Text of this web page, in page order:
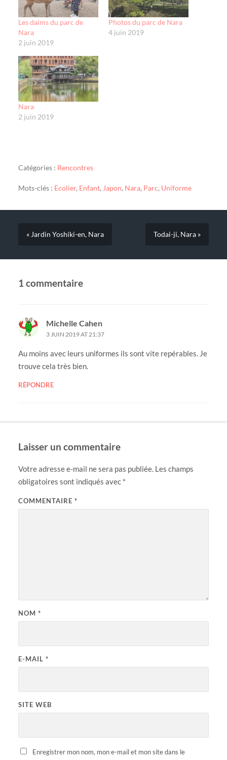
Les daims du parc de
Nara
2 juin 2019
Photos du parc de Nara
4 juin 2019
Nara
2 juin 2019
Catégories : Rencontres
Mots-clés : Ecolier, Enfant,Japon, Nara, Parc, Uniforme
« Jardin Yoshiki-en, Nara Todai-ji, Nara »
1 commentaire
Michelle Cahen
3 JUIN 2019 AT 21:37
Au moins avec leurs uniformes ils sont vite repérables. Je
trouve cela très bien.
RÉPONDRE
Laisser un commentaire
Votre adresse e-mail ne sera pas publiée. Les champs
obligatoires sont indiqués avec *
COMMENTAIRE *
NOM *
E-MAIL *
SITE WEB
Enregistrer mon nom, mon e-mail et mon site dans le